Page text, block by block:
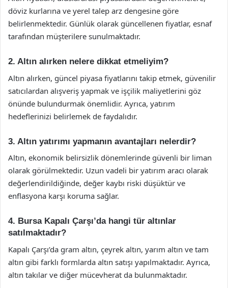
döviz kurlarına ve yerel talep arz dengesine göre
belirlenmektedir. Günlük olarak güncellenen fiyatlar, esnaf
tarafından müşterilere sunulmaktadır.
2. Altın alırken nelere dikkat etmeliyim?
Altın alırken, güncel piyasa fiyatlarını takip etmek, güvenilir
satıcılardan alışveriş yapmak ve işçilik maliyetlerini göz
önünde bulundurmak önemlidir. Ayrıca, yatırım
hedeflerinizi belirlemek de faydalıdır.
3. Altın yatırımı yapmanın avantajları nelerdir?
Altın, ekonomik belirsizlik dönemlerinde güvenli bir liman
olarak görülmektedir. Uzun vadeli bir yatırım aracı olarak
değerlendirildiğinde, değer kaybı riski düşüktür ve
enflasyona karşı koruma sağlar.
4. Bursa Kapalı Çarşı’da hangi tür altınlar
satılmaktadır?
Kapalı Çarşı’da gram altın, çeyrek altın, yarım altın ve tam
altın gibi farklı formlarda altın satışı yapılmaktadır. Ayrıca,
altın takılar ve diğer mücevherat da bulunmaktadır.